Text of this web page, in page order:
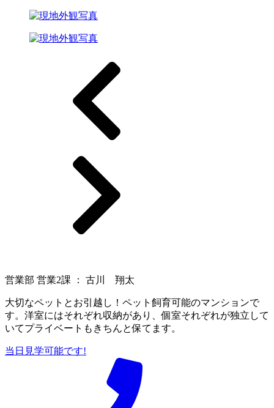
営業部 営業2課 ： 古川 翔太
大切なペットとお引越し！ペット飼育可能のマンションで
す。洋室にはそれぞれ収納があり、個室それぞれが独立して
いてプライベートもきちんと保てます。
当日見学可能です!